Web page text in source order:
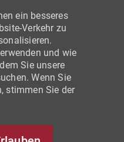
ein besseres
Verkehr zu
und wie
Sie unsere
Wenn Sie
stimmen Sie der